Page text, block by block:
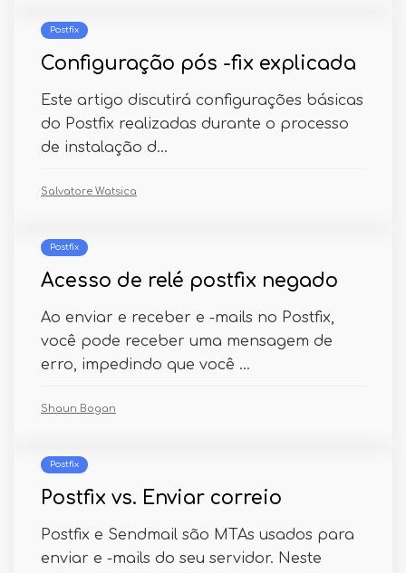
Postfix
Configuração pós -fix explicada
Este artigo discutirá configurações básicas
do Postfix realizadas durante o processo
de instalação d...
Salvatore Watsica
Postfix
Acesso de relé postfix negado
Ao enviar e receber e -mails no Postfix,
você pode receber uma mensagem de
erro, impedindo que você ...
Shaun Bogan
Postfix
Postfix vs. Enviar correio
Postfix e Sendmail são MTAs usados ​​para
enviar e -mails do seu servidor. Neste